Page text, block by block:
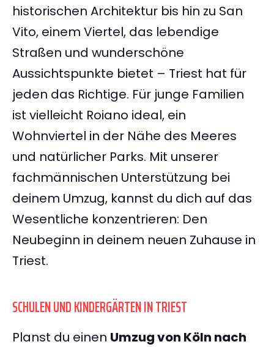
historischen Architektur bis hin zu San
Vito, einem Viertel, das lebendige
Straßen und wunderschöne
Aussichtspunkte bietet – Triest hat für
jeden das Richtige. Für junge Familien
ist vielleicht Roiano ideal, ein
Wohnviertel in der Nähe des Meeres
und natürlicher Parks. Mit unserer
fachmännischen Unterstützung bei
deinem Umzug, kannst du dich auf das
Wesentliche konzentrieren: Den
Neubeginn in deinem neuen Zuhause in
Triest.
SCHULEN UND KINDERGÄRTEN IN TRIEST
Planst du einen Umzug von Köln nach